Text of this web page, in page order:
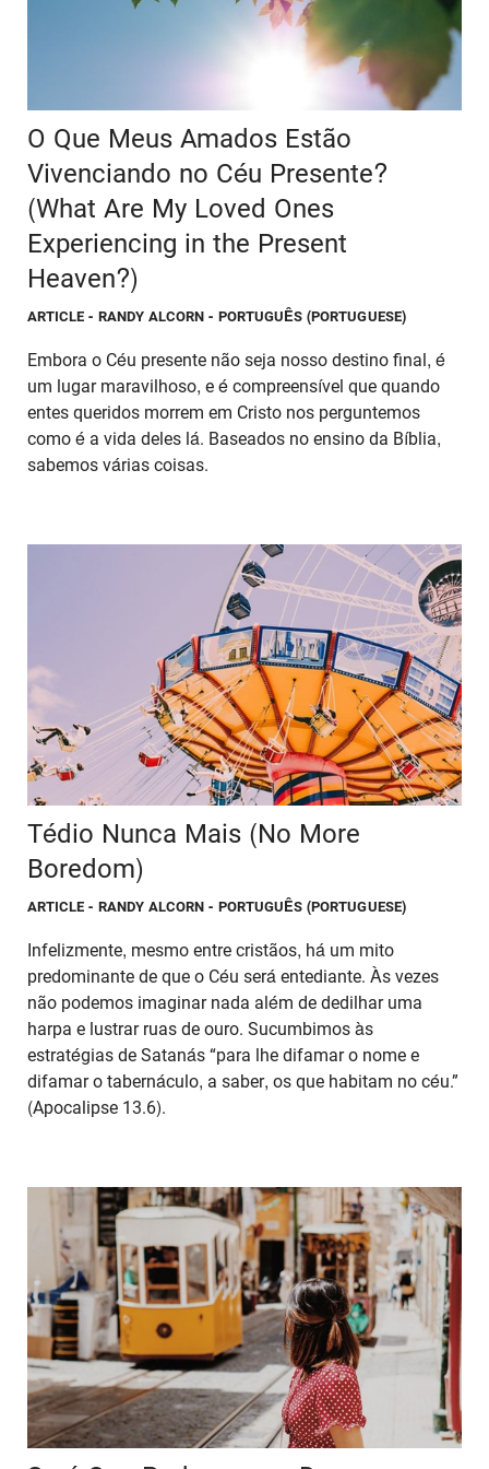
O Que Meus Amados Estão
Vivenciando no Céu Presente?
(What Are My Loved Ones
Experiencing in the Present
Heaven?)
ARTICLE - RANDY ALCORN - PORTUGUÊS (PORTUGUESE)
Embora o Céu presente não seja nosso destino final, é
um lugar maravilhoso, e é compreensível que quando
entes queridos morrem em Cristo nos perguntemos
como é a vida deles lá. Baseados no ensino da Bíblia,
sabemos várias coisas.
Tédio Nunca Mais (No More
Boredom)
ARTICLE - RANDY ALCORN - PORTUGUÊS (PORTUGUESE)
Infelizmente, mesmo entre cristãos, há um mito
predominante de que o Céu será entediante. Às vezes
não podemos imaginar nada além de dedilhar uma
harpa e lustrar ruas de ouro. Sucumbimos às
estratégias de Satanás “para lhe difamar o nome e
difamar o tabernáculo, a saber, os que habitam no céu.”
(Apocalipse 13.6).